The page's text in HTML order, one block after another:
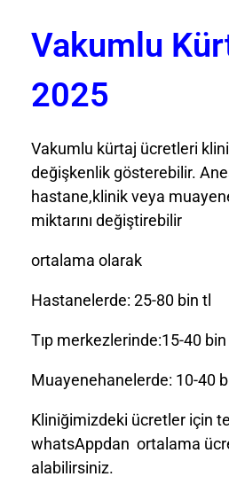
Vakumlu
2025
Vakumlu kürtaj ücretleri
değişkenlik gösterebilir.
hastane,klinik veya
miktarını değiştirebilir
ortalama olarak
Hastanelerde: 25-80 bin tl
Tıp merkezlerinde:15-40 bin
Muayenehanelerde: 10-40
Kliniğimizdeki ücretler için
whatsAppdan ortalama
alabilirsiniz.